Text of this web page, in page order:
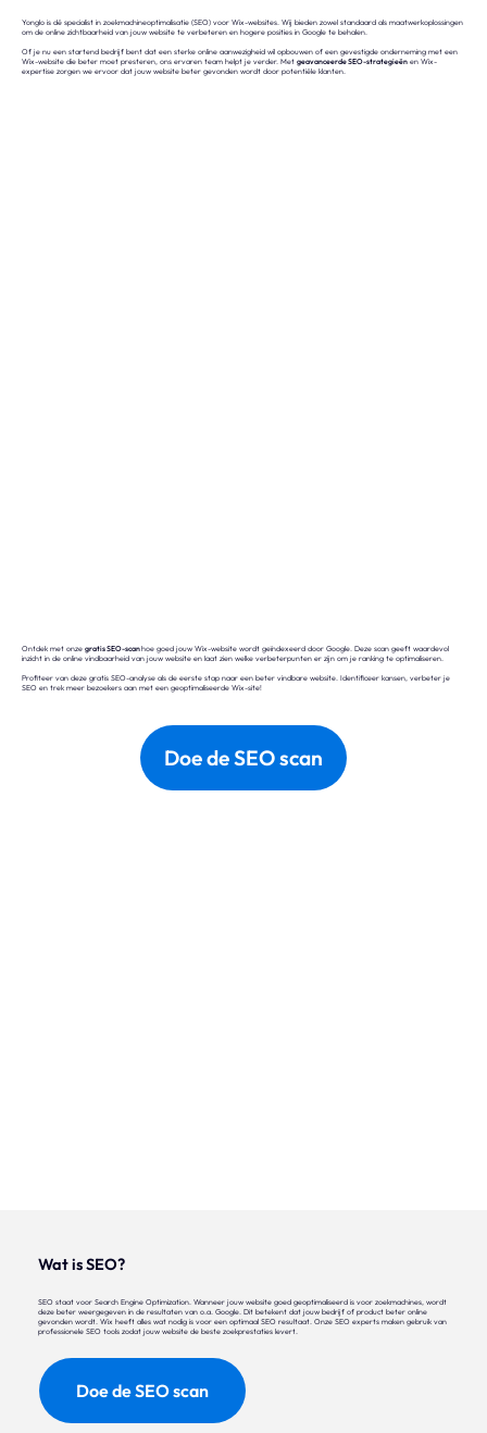
Yonglo is dé specialist in zoekmachineoptimalisatie (SEO) voor Wix-websites. Wij bieden zowel standaard als maatwerkoplossingen
om de online zichtbaarheid van jouw website te verbeteren en hogere posities in Google te behalen.
Of je nu een startend bedrijf bent dat een sterke online aanwezigheid wil opbouwen of een gevestigde onderneming met een
Wix-website die beter moet presteren, ons ervaren team helpt je verder. Met geavanceerde SEO-strategieënen Wix-
expertise zorgen we ervoor dat jouw website beter gevonden wordt door potentiële klanten.
Ontdek met onze gratis SEO-scanhoe goed jouw Wix-website wordt geïndexeerd door Google. Deze scan geeft waardevol
inzicht in de online vindbaarheid van jouw website en laat zien welke verbeterpunten er zijn om je ranking te optimaliseren.
Profiteer van deze gratis SEO-analyse als de eerste stap naar een beter vindbare website. Identificeer kansen, verbeter je
SEO en trek meer bezoekers aan met een geoptimaliseerde Wix-site!
Doe de SEO scan
Wat is SEO?
SEO staat voor Search Engine Optimization. Wanneer jouw website goed geoptimaliseerd is voor zoekmachines, wordt
deze beter weergegeven in de resultaten van o.a. Google. Dit betekent dat jouw bedrijf of product beter online
gevonden wordt. Wix heeft alles wat nodig is voor een optimaal SEO resultaat. Onze SEO experts maken gebruik van
professionele SEO tools zodat jouw website de beste zoekprestaties levert.
Doe de SEO scan
Onze expertise
Vacatures